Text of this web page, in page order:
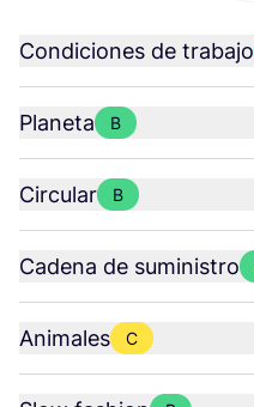
Condiciones de trabajo
Planeta B
Circular B
Cadena de suministro
Animales C